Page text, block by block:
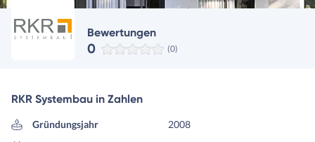
Bewertungen
0 (0)
RKR Systembau in Zahlen
Gründungsjahr
2008